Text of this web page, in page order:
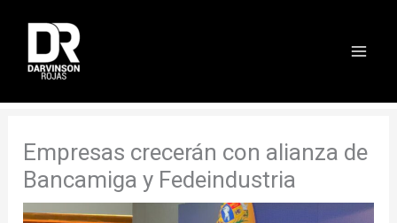
contenido
Empresas crecerán con alianza de
Bancamiga y Fedeindustria